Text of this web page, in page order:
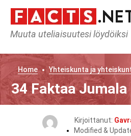
Muuta uteliaisuutesi löydöiksi
Home Yhteiskunta ja
34 Faktaa
Kirjoittanut:
Modified &